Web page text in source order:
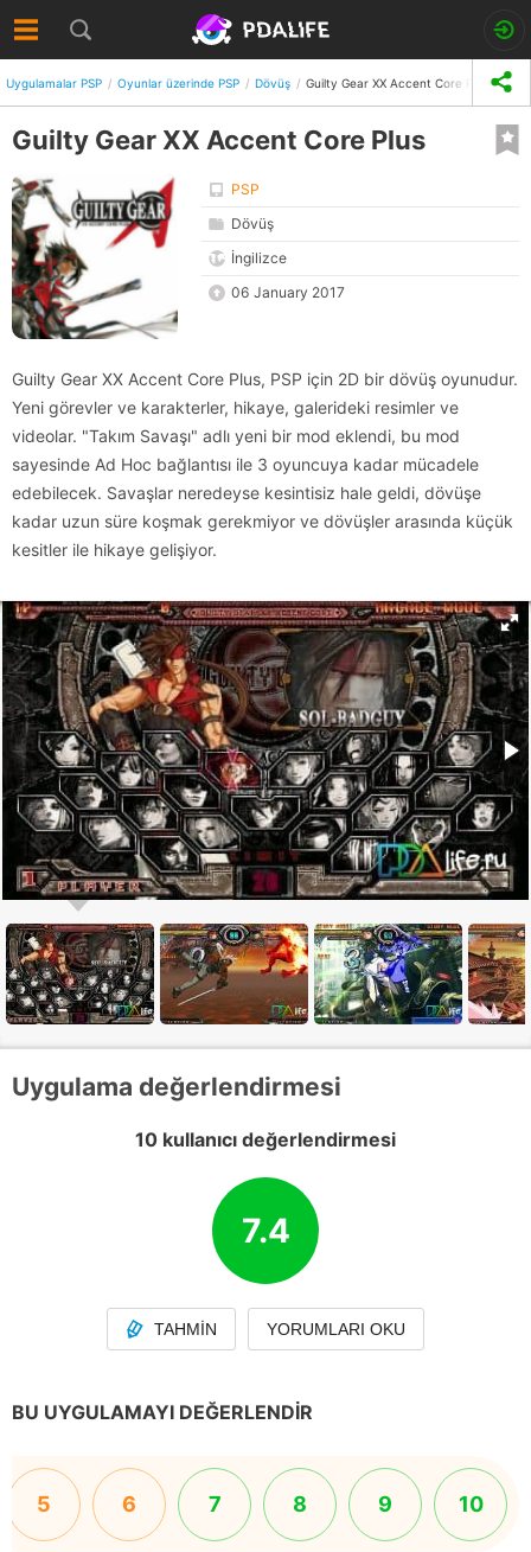
Uygulamalar PSP Oyunlar üzerinde PSP Dövüş Guilty Gear XX Accent Core Plus
Guilty Gear XX Accent Core Plus
PSP
Dövüş
İngilizce
06 January 2017
Guilty Gear XX Accent Core Plus, PSP için 2D bir dövüş oyunudur.
Yeni görevler ve karakterler, hikaye, galerideki resimler ve
videolar. "Takım Savaşı" adlı yeni bir mod eklendi, bu mod
sayesinde Ad Hoc bağlantısı ile 3 oyuncuya kadar mücadele
edebilecek. Savaşlar neredeyse kesintisiz hale geldi, dövüşe
kadar uzun süre koşmak gerekmiyor ve dövüşler arasında küçük
kesitler ile hikaye gelişiyor.
Uygulama değerlendirmesi
10 kullanıcı değerlendirmesi
7.4
TAHMIN YORUMLARI OKU
BU UYGULAMAYI DEĞERLENDIR
5 6 7 8 9 10